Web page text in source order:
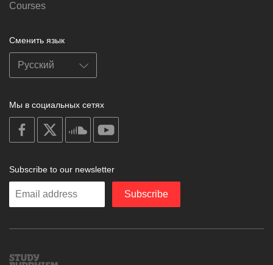
Courses
Сменить язык
Мы в социальных сетях
on
facebook
soundcloud
Subscribe to our newsletter
Enter
Subscribe
Study